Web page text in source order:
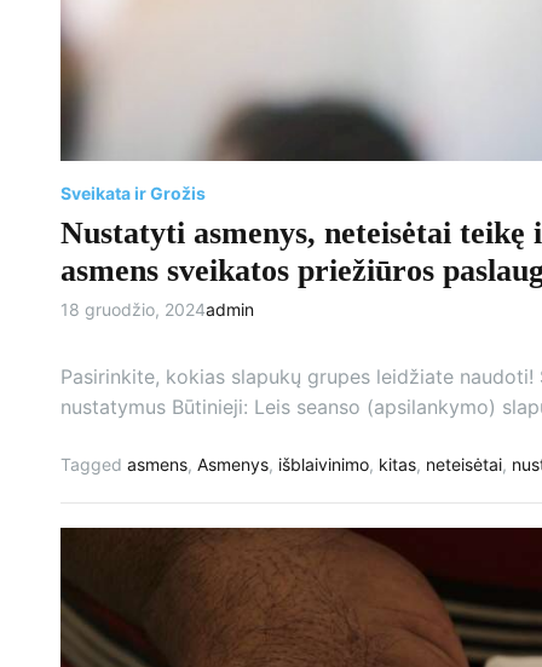
Sveikata ir Grožis
Nustatyti asmenys, neteisėtai
asmens sveikatos priežiūros
18 gruodžio, 2024admin
Pasirinkite, kokias slapukų grupes leidžiate
nustatymus Būtinieji: Leis seanso (apsilankymo)
Tagged asmens, Asmenys, išblaivinimo, kitas, neteisėtai,